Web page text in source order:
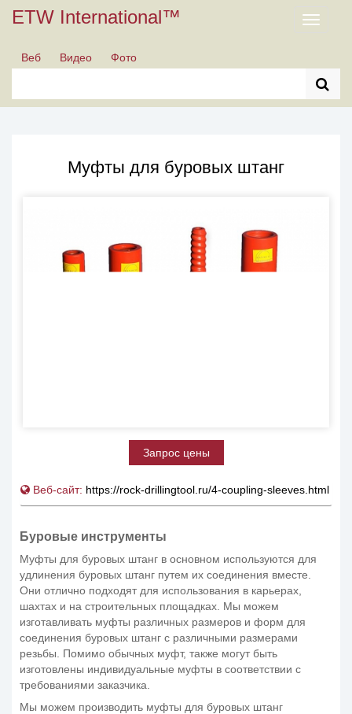
ETW International™
Toggle
Веб
Видео Фото
Муфты для буровых штанг
Запрос цены
Веб-сайт: https://rock-drillingtool.ru/4-coupling-sleeves.html
Буровые инструменты
Муфты для буровых штанг в основном используются для
удлинения буровых штанг путем их соединения вместе.
Они отлично подходят для использования в карьерах,
шахтах и на строительных площадках. Мы можем
изготавливать муфты различных размеров и форм для
соединения буровых штанг с различными размерами
резьбы. Помимо обычных муфт, также могут быть
изготовлены индивидуальные муфты в соответствии с
требованиями заказчика.
Мы можем производить муфты для буровых штанг